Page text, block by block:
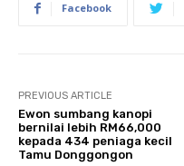
Facebook
PREVIOUS ARTICLE
Ewon sumbang kanopi
bernilai lebih RM66,000
kepada 434 peniaga kecil
Tamu Donggongon